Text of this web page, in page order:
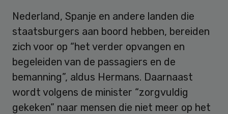
Nederland, Spanje en andere landen die
staatsburgers aan boord hebben, bereiden
zich voor op “het verder opvangen en
begeleiden van de passagiers en de
bemanning”, aldus Hermans. Daarnaast
wordt volgens de minister “zorgvuldig
gekeken” naar mensen die niet meer op het